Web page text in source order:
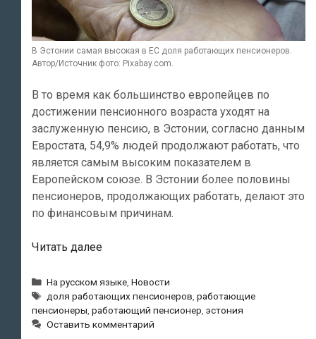
В Эстонии самая высокая в ЕС доля работающих пенсионеров.
Автор/Источник фото: Pixabay.com.
В то время как большинство европейцев по
достижении пенсионного возраста уходят на
заслуженную пенсию, в Эстонии, согласно данным
Евростата, 54,9% людей продолжают работать, что
является самым высоким показателем в
Европейском союзе. В Эстонии более половины
пенсионеров, продолжающих работать, делают это
по финансовым причинам.
Читать далееВ
самая
высокая
в
ЕС
Рубрики
На русском языке,Новости
Метки
доля работающих пенсионеров,работающие
пенсионеры, работающий пенсионер, эстония
Оставить комментарий